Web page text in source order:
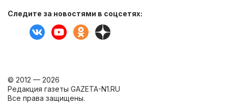
Следите за новостями в соцсетях:
© 2012 — 2026
Редакция газеты GAZETA-N1.RU
Все права защищены.